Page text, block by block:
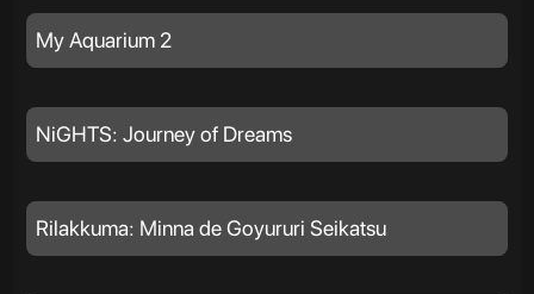
My Aquarium 2
NiGHTS: Journey of Dreams
Rilakkuma: Minna de Goyururi Seikatsu